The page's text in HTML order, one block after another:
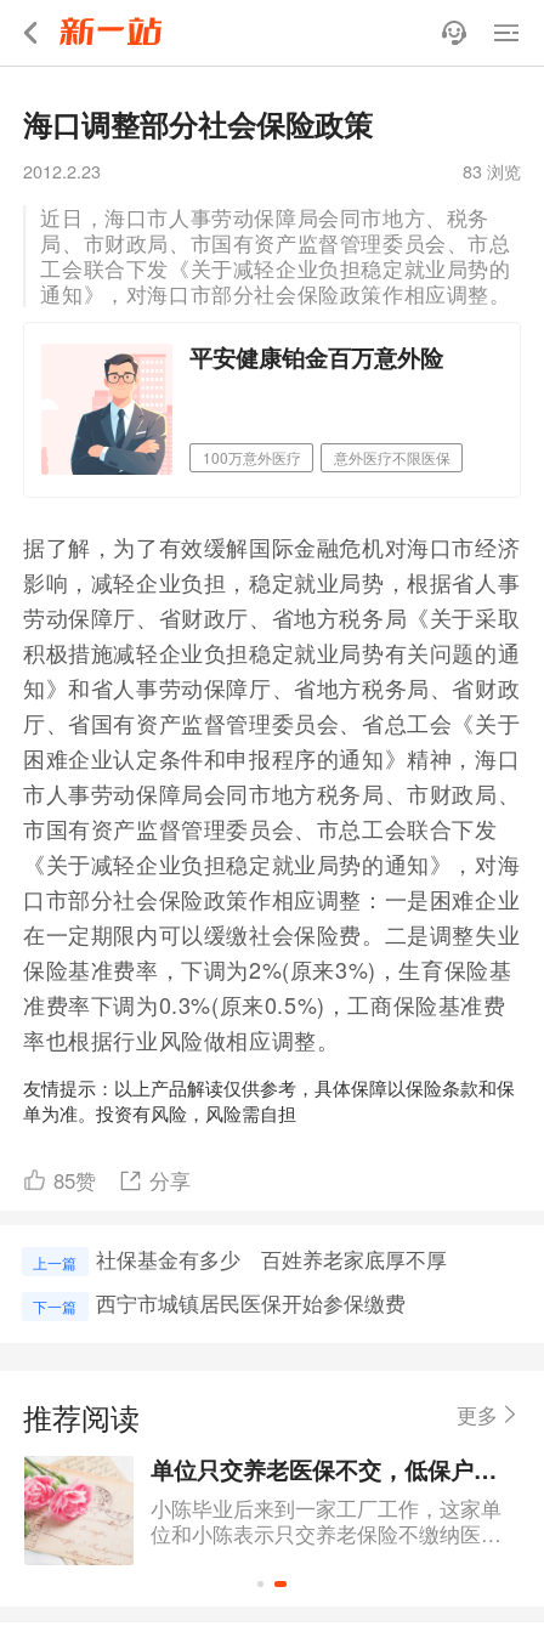
海口调整部分社会保险政策
2012.2.23 83 浏览
近日，海口市人事劳动保障局会同市地方、税务
局、市财政局、市国有资产监督管理委员会、市总
工会联合下发《关于减轻企业负担稳定就业局势的
通知》，对海口市部分社会保险政策作相应调整。
平安健康铂金百万意外险
100万意外医疗
意外医疗不限医保
据了解，为了有效缓解国际金融危机对海口市经济
影响，减轻企业负担，稳定就业局势，根据省人事
劳动保障厅、省财政厅、省地方税务局《关于采取
积极措施减轻企业负担稳定就业局势有关问题的通
知》和省人事劳动保障厅、省地方税务局、省财政
厅、省国有资产监督管理委员会、省总工会《关于
困难企业认定条件和申报程序的通知》精神，海口
市人事劳动保障局会同市地方税务局、市财政局、
市国有资产监督管理委员会、市总工会联合下发
《关于减轻企业负担稳定就业局势的通知》，对海
口市部分社会保险政策作相应调整：一是困难企业
在一定期限内可以缓缴社会保险费。二是调整失业
保险基准费率，下调为2%(原来3%)，生育保险基
准费率下调为0.3%(原来0.5%)，工商保险基准费
率也根据行业风险做相应调整。
友情提示：以上产品解读仅供参考，具体保障以保险条款和保
单为准。投资有风险，风险需自担
85赞 分享
上一篇 社保基金有多少 百姓养老家底厚不厚
下一篇 西宁市城镇居民医保开始参保缴费
推荐阅读 更多
单位只交养老医保不交，低保户需要交医保吗？
小陈毕业后来到一家工厂工作，这家单
位和小陈表示只交养老保险不缴纳医
的，劳动者可以去劳动监察大队投诉解